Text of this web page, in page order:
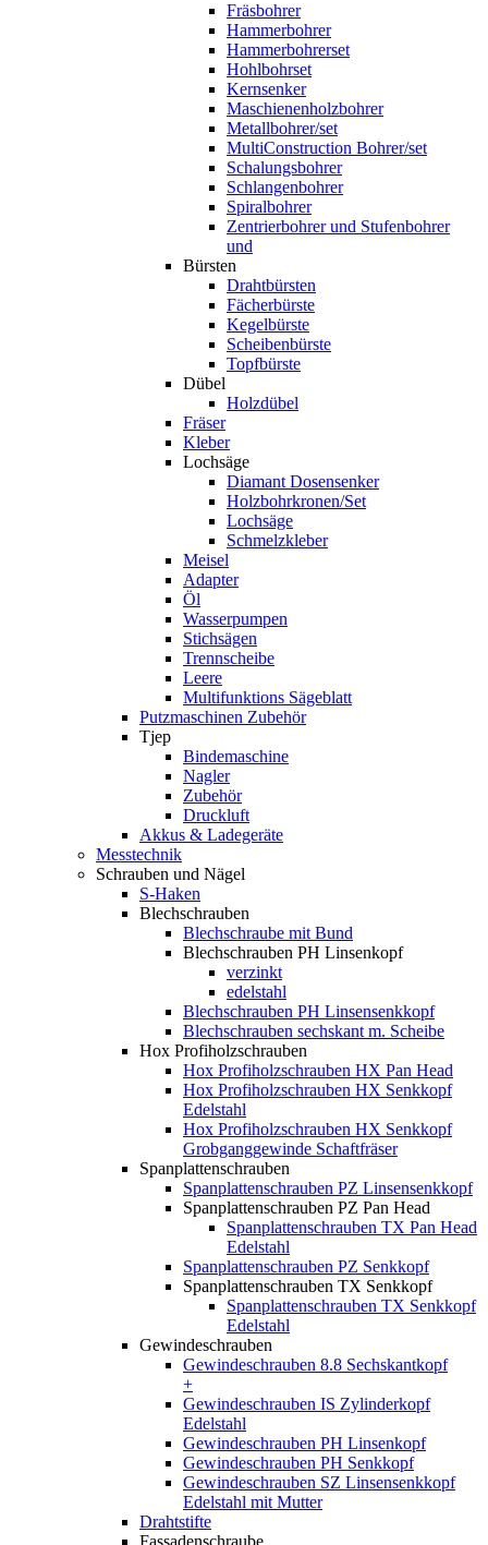
Fräsbohrer
Hammerbohrer
Hammerbohrerset
Hohlbohrset
Kernsenker
Maschienenholzbohrer
Metallbohrer/set
MultiConstruction Bohrer/set
Schalungsbohrer
Schlangenbohrer
Spiralbohrer
Zentrierbohrer und Stufenbohrer
und
Bürsten
Drahtbürsten
Fächerbürste
Kegelbürste
Scheibenbürste
Topfbürste
Dübel
Holzdübel
Fräser
Kleber
Lochsäge
Diamant Dosensenker
Holzbohrkronen/Set
Lochsäge
Schmelzkleber
Meisel
Adapter
Öl
Wasserpumpen
Stichsägen
Trennscheibe
Leere
Multifunktions Sägeblatt
Putzmaschinen Zubehör
Tjep
Bindemaschine
Nagler
Zubehör
Druckluft
Akkus & Ladegeräte
Messtechnik
Schrauben und Nägel
S-Haken
Blechschrauben
Blechschraube mit Bund
Blechschrauben PH Linsenkopf
verzinkt
edelstahl
Blechschrauben PH Linsensenkkopf
Blechschrauben sechskant m. Scheibe
Hox Profiholzschrauben
Hox Profiholzschrauben HX Pan Head
Hox Profiholzschrauben HX Senkkopf
Edelstahl
Hox Profiholzschrauben HX Senkkopf
Grobganggewinde Schaftfräser
Spanplattenschrauben
Spanplattenschrauben PZ Linsensenkkopf
Spanplattenschrauben PZ Pan Head
Spanplattenschrauben TX Pan Head
Edelstahl
Spanplattenschrauben PZ Senkkopf
Spanplattenschrauben TX Senkkopf
Spanplattenschrauben TX Senkkopf
Edelstahl
Gewindeschrauben
Gewindeschrauben 8.8 Sechskantkopf
+
Gewindeschrauben IS Zylinderkopf
Edelstahl
Gewindeschrauben PH Linsenkopf
Gewindeschrauben PH Senkkopf
Gewindeschrauben SZ Linsensenkkopf
Edelstahl mit Mutter
Drahtstifte
Fassadenschraube